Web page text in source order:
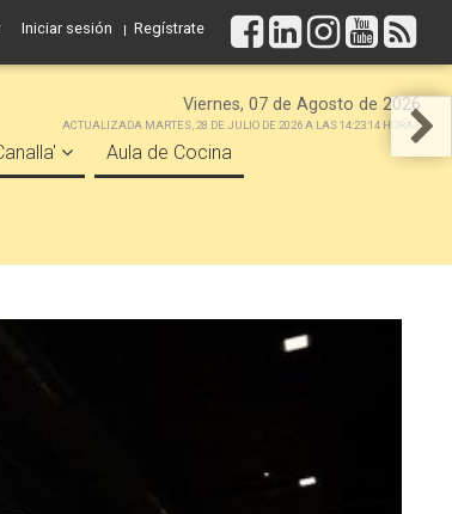
Iniciar sesión Regístrate
Viernes, 07 de Agosto de 2026
ACTUALIZADA MARTES, 28 DE JULIO DE 2026 A LAS 14:23:14 HORAS
Aula de Cocina